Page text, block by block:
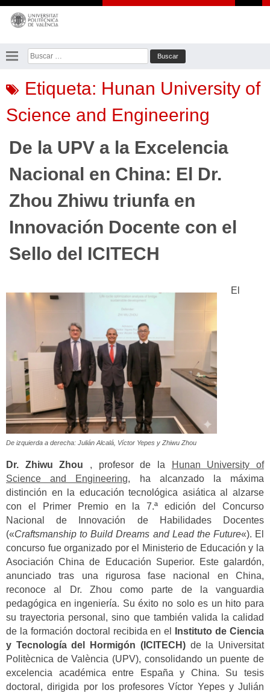
Saltar
contenido
Buscar:
Etiqueta: Hunan University of
Science and Engineering
De la UPV a la Excelencia
Nacional en China: El Dr.
Zhou Zhiwu triunfa en
Innovación Docente con el
Sello del ICITECH
De izquierda a derecha: Julián Alcalá, Víctor Yepes y Zhiwu Zhou
El
Dr. ZhiwuZhou , profesor de la
Hunan University of
Science and Engineering, ha alcanzado la máxima
distinción en la educación tecnológica asiática al alzarse
con el Primer Premio en la 7.ª edición del Concurso
Nacional de Innovación de Habilidades Docentes
(«Craftsmanship to Build Dreams and Lead the Future«). El
concurso fue organizado por el Ministerio de Educación y la
Asociación China de Educación Superior. Este galardón,
anunciado tras una rigurosa fase nacional en China,
reconoce al Dr. Zhou como parte de la vanguardia
pedagógica en ingeniería. Su éxito no solo es un hito para
su trayectoria personal, sino que también valida la calidad
de la formación doctoral recibida en el
Instituto de Ciencia
y Tecnología del Hormigón (ICITECH)de la Universitat
Politècnica de València (UPV), consolidando un puente de
excelencia académica entre España y China. Su tesis
doctoral, dirigida por los profesores Víctor Yepes y Julián